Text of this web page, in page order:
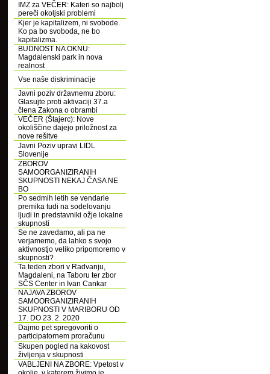
IMZ za VEČER: Kateri so najbolj
pereči okoljski problemi
Kjer je kapitalizem, ni svobode.
Ko pa bo svoboda, ne bo
kapitalizma.
BUDNOST NA OKNU:
Magdalenski park in nova
realnost
Vse naše diskriminacije
Javni poziv državnemu zboru:
Glasujte proti aktivaciji 37.a
člena Zakona o obrambi
VEČER (Štajerc): Nove
okoliščine dajejo priložnost za
nove rešitve
Javni Poziv upravi LIDL
Slovenije
ZBOROV
SAMOORGANIZIRANIH
SKUPNOSTI NEKAJ ČASA NE
BO
Po sedmih letih se vendarle
premika tudi na sodelovanju
ljudi in predstavniki ožje lokalne
skupnosti
Se ne zavedamo, ali pa ne
verjamemo, da lahko s svojo
aktivnostjo veliko pripomoremo v
skupnosti?
Ta teden zbori v Radvanju,
Magdaleni, na Taboru ter zbor
SČS Center in Ivan Cankar
NAJAVA ZBOROV
SAMOORGANIZIRANIH
SKUPNOSTI V MARIBORU OD
17. DO 23. 2. 2020
Dajmo pet spregovoriti o
participatornem proračunu
Skupen pogled na kakovost
življenja v skupnosti
VABLJENI NA ZBORE: Vpetost v